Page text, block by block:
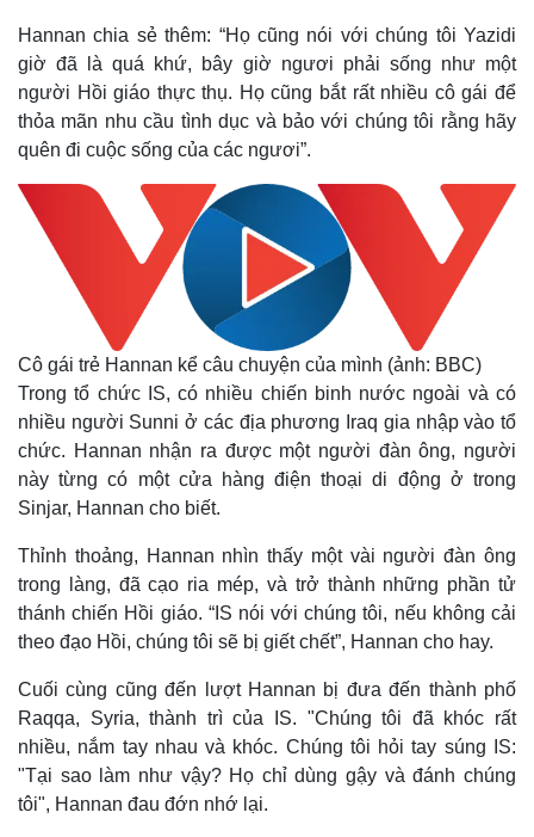
Hannan chia sẻ thêm: “Họ cũng nói với chúng tôi Yazidi
giờ đã là quá khứ, bây giờ ngươi phải sống như một
người Hồi giáo thực thụ. Họ cũng bắt rất nhiều cô gái để
thỏa mãn nhu cầu tình dục và bảo với chúng tôi rằng hãy
quên đi cuộc sống của các ngươi”.
Cô gái trẻ Hannan kể câu chuyện của mình (ảnh: BBC)
Trong tổ chức IS, có nhiều chiến binh nước ngoài và có
nhiều người Sunni ở các địa phương Iraq gia nhập vào tổ
chức. Hannan nhận ra được một người đàn ông, người
này từng có một cửa hàng điện thoại di động ở trong
Sinjar, Hannan cho biết.
Thỉnh thoảng, Hannan nhìn thấy một vài người đàn ông
trong làng, đã cạo ria mép, và trở thành những phần tử
thánh chiến Hồi giáo. “IS nói với chúng tôi, nếu không cải
theo đạo Hồi, chúng tôi sẽ bị giết chết”, Hannan cho hay.
Cuối cùng cũng đến lượt Hannan bị đưa đến thành phố
Raqqa, Syria, thành trì của IS. "Chúng tôi đã khóc rất
nhiều, nắm tay nhau và khóc. Chúng tôi hỏi tay súng IS:
"Tại sao làm như vậy? Họ chỉ dùng gậy và đánh chúng
tôi", Hannan đau đớn nhớ lại.